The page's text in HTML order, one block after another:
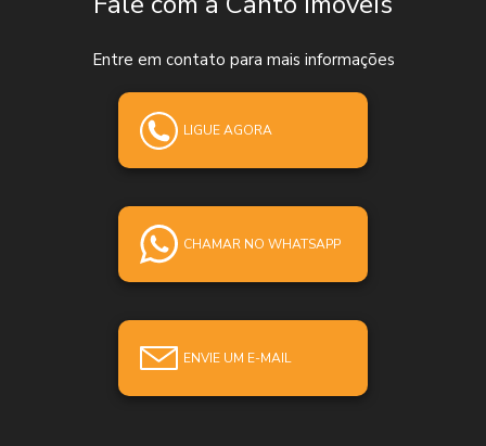
Entre em contato para mais informações
LIGUE AGORA
CHAMAR NO WHATSAPP
ENVIE UM E-MAIL